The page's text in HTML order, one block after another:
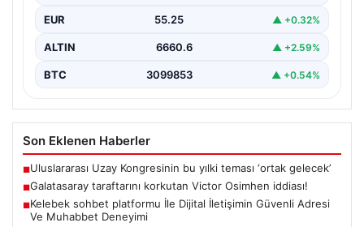
EUR 55.25 ▲ +0.32%
ALTIN 6660.6 ▲ +2.59%
BTC 3099853 ▲ +0.54%
Son Eklenen Haberler
■Uluslararası Uzay Kongresinin bu yılki teması ‘ortak gelecek’
■Galatasaray taraftarını korkutan Victor Osimhen iddiası!
■Kelebek sohbet platformu İle Dijital İletişimin Güvenli Adresi
Ve Muhabbet Deneyimi